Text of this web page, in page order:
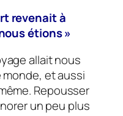
revenait à
étions »
allait nous
et aussi
Repousser
un peu plus